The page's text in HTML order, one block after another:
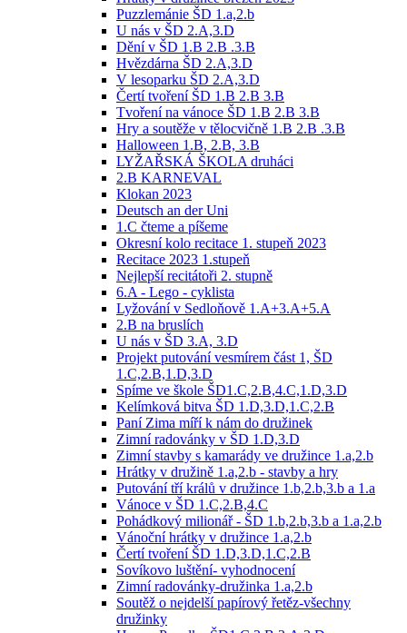
Puzzlemánie ŠD 1.a,2.b
U nás v ŠD 2.A,3.D
Dění v ŠD 1.B 2.B .3.B
Hvězdárna ŠD 2.A,3.D
V lesoparku ŠD 2.A,3.D
Čertí tvoření ŠD 1.B 2.B 3.B
Tvoření na vánoce ŠD 1.B 2.B 3.B
Hry a soutěže v tělocvičně 1.B 2.B .3.B
Halloween 1.B, 2.B, 3.B
LYŽAŘSKÁ ŠKOLA druháci
2.B KARNEVAL
Klokan 2023
Deutsch an der Uni
1.C čteme a píšeme
Okresní kolo recitace 1. stupeň 2023
Recitace 2023 1.stupeň
Nejlepší recitátoři 2. stupně
6.A - Lego - cyklista
Lyžování v Sedloňově 1.A+3.A+5.A
2.B na bruslích
U nás v ŠD 3.A, 3.D
Projekt putování vesmírem část 1, ŠD
1.C,2.B,1.D,3.D
Spíme ve škole ŠD1.C,2.B,4.C,1.D,3.D
Kelímková bitva ŠD 1.D,3.D,1.C,2.B
Paní Zima míří k nám do družinek
Zimní radovánky v ŠD 1.D,3.D
Zimní stavby s kamarády ve družince 1.a,2.b
Hrátky v družině 1.a,2.b - stavby a hry
Putování tří králů v družince 1.b,2.b,3.b a 1.a
Vánoce v ŠD 1.C,2.B,4.C
Pohádkový milionář - ŠD 1.b,2.b,3.b a 1.a,2.b
Vánoční hrátky v družince 1.a,2.b
Čertí tvoření ŠD 1.D,3.D,1.C,2.B
Sovíkovo luštění- vyhodnocení
Zimní radovánky-družinka 1.a,2.b
Soutěž o nejdelší papírový řetěz-všechny
družinky